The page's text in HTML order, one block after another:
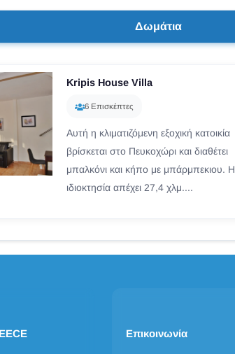
Δωμάτια
Kripis House Villa
6 Επισκέπτες
Αυτή η κλιματιζόμενη εξοχική κατοικία
βρίσκεται στο Πευκοχώρι και διαθέτει
μπαλκόνι και κήπο με μπάρμπεκιου. Η
ιδιοκτησία απέχει 27,4 χλμ....
Επικοινωνία